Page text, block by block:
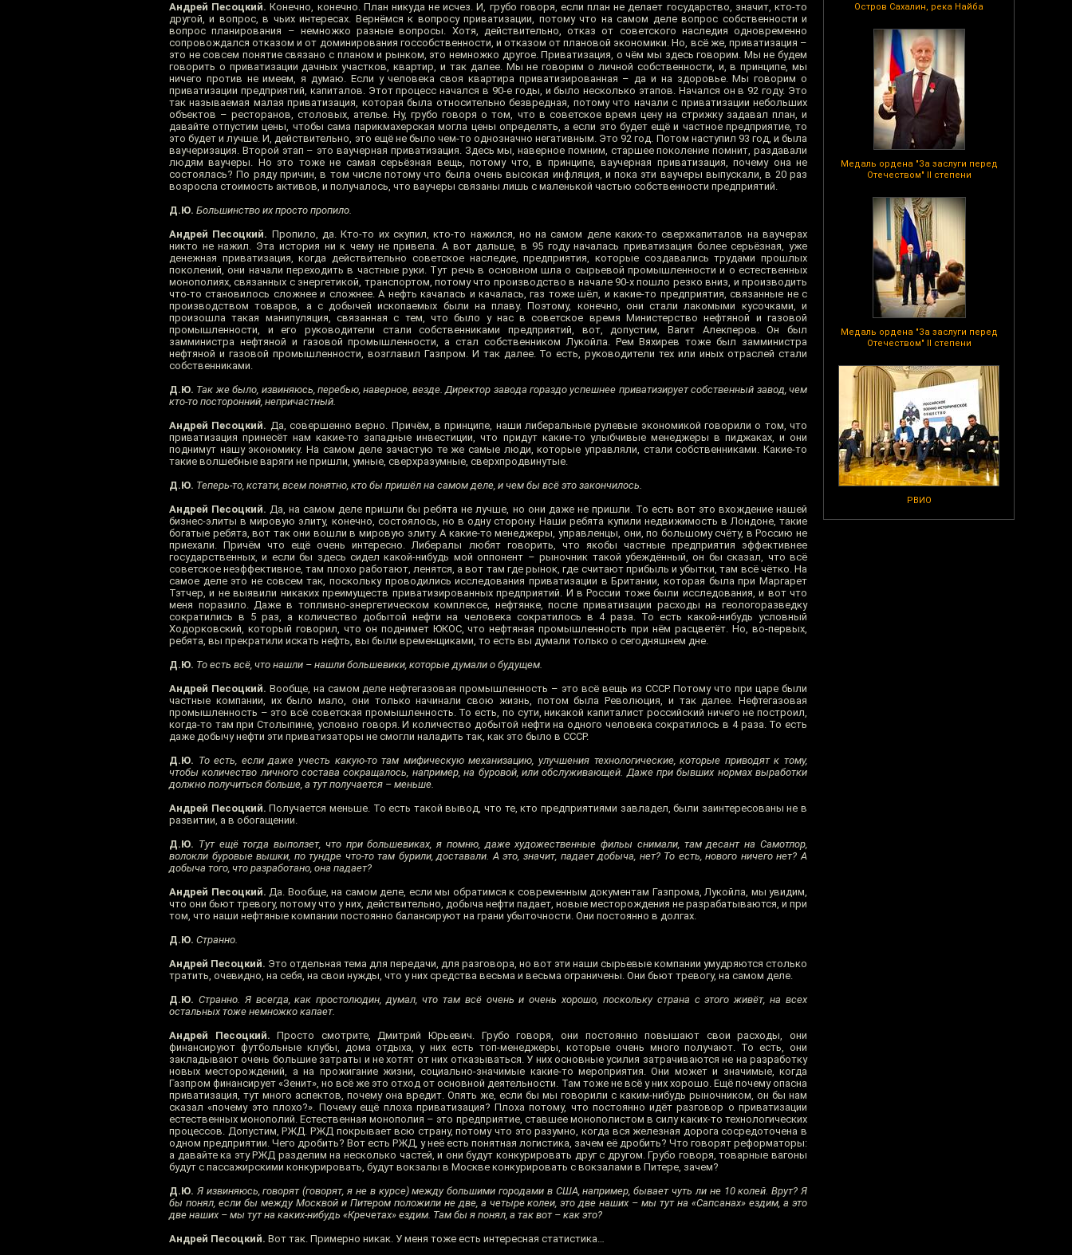
Остров Сахалин, река Найба
Медаль ордена "За заслуги перед
Отечеством" II степени
Медаль ордена "За заслуги перед
Отечеством" II степени
РВИО
Андрей Песоцкий. Конечно, конечно. План никуда не исчез. И, грубо говоря, если план не делает государство, значит, кто-то
другой, и вопрос, в чьих интересах. Вернёмся к вопросу приватизации, потому что на самом деле вопрос собственности и
вопрос планирования – немножко разные вопросы. Хотя, действительно, отказ от советского наследия одновременно
сопровождался отказом и от доминирования госсобственности, и отказом от плановой экономики. Но, всё же, приватизация –
это не совсем понятие связано с планом и рынком, это немножко другое. Приватизация, о чём мы здесь говорим. Мы не будем
говорить о приватизации дачных участков, квартир, и так далее. Мы не говорим о личной собственности, и, в принципе, мы
ничего против не имеем, я думаю. Если у человека своя квартира приватизированная – да и на здоровье. Мы говорим о
приватизации предприятий, капиталов. Этот процесс начался в 90-е годы, и было несколько этапов. Начался он в 92 году. Это
так называемая малая приватизация, которая была относительно безвредная, потому что начали с приватизации небольших
объектов – ресторанов, столовых, ателье. Ну, грубо говоря о том, что в советское время цену на стрижку задавал план, и
давайте отпустим цены, чтобы сама парикмахерская могла цены определять, а если это будет ещё и частное предприятие, то
это будет и лучше. И, действительно, это ещё не было чем-то однозначно негативным. Это 92 год. Потом наступил 93 год, и была
ваучеризация. Второй этап – это ваучерная приватизация. Здесь мы, наверное помним, старшее поколение помнит, раздавали
людям ваучеры. Но это тоже не самая серьёзная вещь, потому что, в принципе, ваучерная приватизация, почему она не
состоялась? По ряду причин, в том числе потому что была очень высокая инфляция, и пока эти ваучеры выпускали, в 20 раз
возросла стоимость активов, и получалось, что ваучеры связаны лишь с маленькой частью собственности предприятий.
Д.Ю. Большинство их просто пропило.
Андрей Песоцкий. Пропило, да. Кто-то их скупил, кто-то нажился, но на самом деле каких-то сверхкапиталов на ваучерах
никто не нажил. Эта история ни к чему не привела. А вот дальше, в 95 году началась приватизация более серьёзная, уже
денежная приватизация, когда действительно советское наследие, предприятия, которые создавались трудами прошлых
поколений, они начали переходить в частные руки. Тут речь в основном шла о сырьевой промышленности и о естественных
монополиях, связанных с энергетикой, транспортом, потому что производство в начале 90-х пошло резко вниз, и производить
что-то становилось сложнее и сложнее. А нефть качалась и качалась, газ тоже шёл, и какие-то предприятия, связанные не с
производством товаров, а с добычей ископаемых были на плаву. Поэтому, конечно, они стали лакомыми кусочками, и
произошла такая манипуляция, связанная с тем, что было у нас в советское время Министерство нефтяной и газовой
промышленности, и его руководители стали собственниками предприятий, вот, допустим, Вагит Алекперов. Он был
замминистра нефтяной и газовой промышленности, а стал собственником Лукойла. Рем Вяхирев тоже был замминистра
нефтяной и газовой промышленности, возглавил Газпром. И так далее. То есть, руководители тех или иных отраслей стали
собственниками.
Д.Ю. Так же было, извиняюсь, перебью, наверное, везде. Директор завода гораздо успешнее приватизирует собственный завод, чем
кто-то посторонний, непричастный.
Андрей Песоцкий. Да, совершенно верно. Причём, в принципе, наши либеральные рулевые экономикой говорили о том, что
приватизация принесёт нам какие-то западные инвестиции, что придут какие-то улыбчивые менеджеры в пиджаках, и они
поднимут нашу экономику. На самом деле зачастую те же самые люди, которые управляли, стали собственниками. Какие-то
такие волшебные варяги не пришли, умные, сверхразумные, сверхпродвинутые.
Д.Ю. Теперь-то, кстати, всем понятно, кто бы пришёл на самом деле, и чем бы всё это закончилось.
Андрей Песоцкий. Да, на самом деле пришли бы ребята не лучше, но они даже не пришли. То есть вот это вхождение нашей
бизнес-элиты в мировую элиту, конечно, состоялось, но в одну сторону. Наши ребята купили недвижимость в Лондоне, такие
богатые ребята, вот так они вошли в мировую элиту. А какие-то менеджеры, управленцы, они, по большому счёту, в Россию не
приехали. Причём что ещё очень интересно. Либералы любят говорить, что якобы частные предприятия эффективнее
государственных, и если бы здесь сидел какой-нибудь мой оппонент – рыночник такой убеждённый, он бы сказал, что всё
советское неэффективное, там плохо работают, ленятся, а вот там где рынок, где считают прибыль и убытки, там всё чётко. На
самое деле это не совсем так, поскольку проводились исследования приватизации в Британии, которая была при Маргарет
Тэтчер, и не выявили никаких преимуществ приватизированных предприятий. И в России тоже были исследования, и вот что
меня поразило. Даже в топливно-энергетическом комплексе, нефтянке, после приватизации расходы на геологоразведку
сократились в 5 раз, а количество добытой нефти на человека сократилось в 4 раза. То есть какой-нибудь условный
Ходорковский, который говорил, что он поднимет ЮКОС, что нефтяная промышленность при нём расцветёт. Но, во-первых,
ребята, вы прекратили искать нефть, вы были временщиками, то есть вы думали только о сегодняшнем дне.
Д.Ю. То есть всё, что нашли – нашли большевики, которые думали о будущем.
Андрей Песоцкий. Вообще, на самом деле нефтегазовая промышленность – это всё вещь из СССР. Потому что при царе были
частные компании, их было мало, они только начинали свою жизнь, потом была Революция, и так далее. Нефтегазовая
промышленность – это всё советская промышленность. То есть, по сути, никакой капиталист российский ничего не построил,
когда-то там при Столыпине, условно говоря. И количество добытой нефти на одного человека сократилось в 4 раза. То есть
даже добычу нефти эти приватизаторы не смогли наладить так, как это было в СССР.
Д.Ю. То есть, если даже учесть какую-то там мифическую механизацию, улучшения технологические, которые приводят к тому,
чтобы количество личного состава сокращалось, например, на буровой, или обслуживающей. Даже при бывших нормах выработки
должно получиться больше, а тут получается – меньше.
Андрей Песоцкий. Получается меньше. То есть такой вывод, что те, кто предприятиями завладел, были заинтересованы не в
развитии, а в обогащении.
Д.Ю. Тут ещё тогда выползет, что при большевиках, я помню, даже художественные фильы снимали, там десант на Самотлор,
волокли буровые вышки, по тундре что-то там бурили, доставали. А это, значит, падает добыча, нет? То есть, нового ничего нет? А
добыча того, что разработано, она падает?
Андрей Песоцкий. Да. Вообще, на самом деле, если мы обратимся к современным документам Газпрома, Лукойла, мы увидим,
что они бьют тревогу, потому что у них, действительно, добыча нефти падает, новые месторождения не разрабатываются, и при
том, что наши нефтяные компании постоянно балансируют на грани убыточности. Они постоянно в долгах.
Д.Ю. Странно.
Андрей Песоцкий. Это отдельная тема для передачи, для разговора, но вот эти наши сырьевые компании умудряются столько
тратить, очевидно, на себя, на свои нужды, что у них средства весьма и весьма ограничены. Они бьют тревогу, на самом деле.
Д.Ю. Странно. Я всегда, как простолюдин, думал, что там всё очень и очень хорошо, поскольку страна с этого живёт, на всех
остальных тоже немножко капает.
Андрей Песоцкий. Просто смотрите, Дмитрий Юрьевич. Грубо говоря, они постоянно повышают свои расходы, они
финансируют футбольные клубы, дома отдыха, у них есть топ-менеджеры, которые очень много получают. То есть, они
закладывают очень большие затраты и не хотят от них отказываться. У них основные усилия затрачиваются не на разработку
новых месторождений, а на прожигание жизни, социально-значимые какие-то мероприятия. Они может и значимые, когда
Газпром финансирует «Зенит», но всё же это отход от основной деятельности. Там тоже не всё у них хорошо. Ещё почему опасна
приватизация, тут много аспектов, почему она вредит. Опять же, если бы мы говорили с каким-нибудь рыночником, он бы нам
сказал «почему это плохо?». Почему ещё плоха приватизация? Плоха потому, что постоянно идёт разговор о приватизации
естественных монополий. Естественная монополия – это предприятие, ставшее монополистом в силу каких-то технологических
процессов. Допустим, РЖД. РЖД покрывает всю страну, потому что это разумно, когда вся железная дорога сосредоточена в
одном предприятии. Чего дробить? Вот есть РЖД, у неё есть понятная логистика, зачем её дробить? Что говорят реформаторы:
а давайте ка эту РЖД разделим на несколько частей, и они будут конкурировать друг с другом. Грубо говоря, товарные вагоны
будут с пассажирскими конкурировать, будут вокзалы в Москве конкурировать с вокзалами в Питере, зачем?
Д.Ю. Я извиняюсь, говорят (говорят, я не в курсе) между большими городами в США, например, бывает чуть ли не 10 колей. Врут? Я
бы понял, если бы между Москвой и Питером положили не две, а четыре колеи, это две наших – мы тут на «Сапсанах» ездим, а это
две наших – мы тут на каких-нибудь «Кречетах» ездим. Там бы я понял, а так вот – как это?
Андрей Песоцкий. Вот так. Примерно никак. У меня тоже есть интересная статистика…